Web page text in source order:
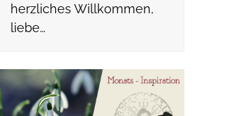
herzliches Willkommen,
liebe…